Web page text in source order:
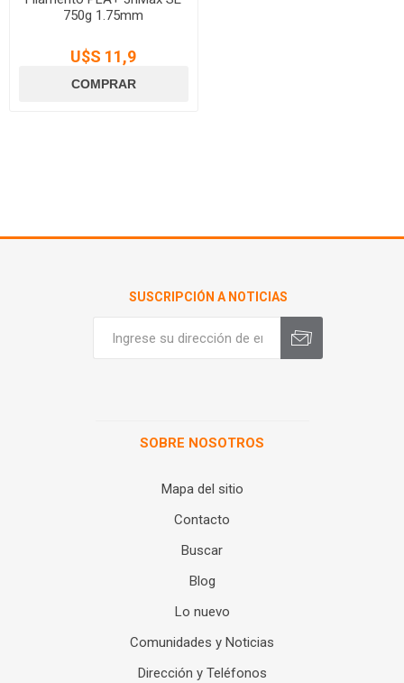
750g 1.75mm
U$S 11,9
SUSCRIPCIÓN A NOTICIAS
SOBRE NOSOTROS
Mapa del sitio
Contacto
Buscar
Blog
Lo nuevo
Comunidades y Noticias
Dirección y Teléfonos